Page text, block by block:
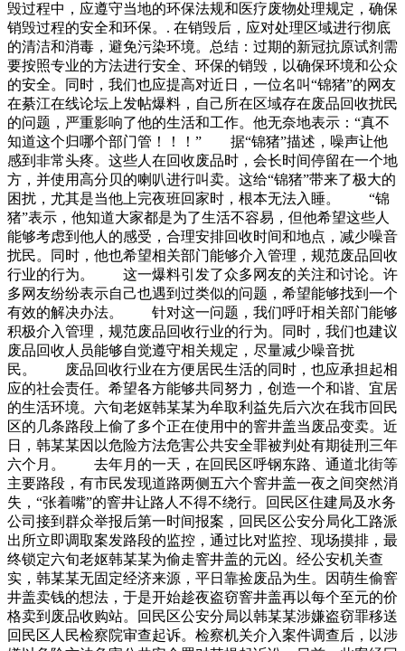
毁过程中，应遵守当地的环保法规和医疗废物处理规定，确保
销毁过程的安全和环保。. 在销毁后，应对处理区域进行彻底
的清洁和消毒，避免污染环境。总结：过期的新冠抗原试剂需
要按照专业的方法进行安全、环保的销毁，以确保环境和公众
的安全。同时，我们也应提高对近日，一位名叫“锦猪”的网友
在綦江在线论坛上发帖爆料，自己所在区域存在废品回收扰民
的问题，严重影响了他的生活和工作。他无奈地表示：“真不
知道这个归哪个部门管！！！” 据“锦猪”描述，噪声让他
感到非常头疼。这些人在回收废品时，会长时间停留在一个地
方，并使用高分贝的喇叭进行叫卖。这给“锦猪”带来了极大的
困扰，尤其是当他上完夜班回家时，根本无法入睡。 “锦
猪”表示，他知道大家都是为了生活不容易，但他希望这些人
能够考虑到他人的感受，合理安排回收时间和地点，减少噪音
扰民。同时，他也希望相关部门能够介入管理，规范废品回收
行业的行为。 这一爆料引发了众多网友的关注和讨论。许
多网友纷纷表示自己也遇到过类似的问题，希望能够找到一个
有效的解决办法。 针对这一问题，我们呼吁相关部门能够
积极介入管理，规范废品回收行业的行为。同时，我们也建议
废品回收人员能够自觉遵守相关规定，尽量减少噪音扰
民。 废品回收行业在方便居民生活的同时，也应承担起相
应的社会责任。希望各方能够共同努力，创造一个和谐、宜居
的生活环境。六旬老妪韩某某为牟取利益先后六次在我市回民
区的几条路段上偷了多个正在使用中的窨井盖当废品变卖。近
日，韩某某因以危险方法危害公共安全罪被判处有期徒刑三年
六个月。 去年月的一天，在回民区呼钢东路、通道北街等
主要路段，有市民发现道路两侧五六个窨井盖一夜之间突然消
失，“张着嘴”的窨井让路人不得不绕行。回民区住建局及水务
公司接到群众举报后第一时间报案，回民区公安分局化工路派
出所立即调取案发路段的监控，通过比对监控、现场摸排，最
终锁定六旬老妪韩某某为偷走窨井盖的元凶。经公安机关查
实，韩某某无固定经济来源，平日靠捡废品为生。因萌生偷窨
井盖卖钱的想法，于是开始趁夜盗窃窨井盖再以每个至元的价
格卖到废品收购站。回民区公安分局以韩某某涉嫌盗窃罪移送
回民区人民检察院审查起诉。检察机关介入案件调查后，以涉